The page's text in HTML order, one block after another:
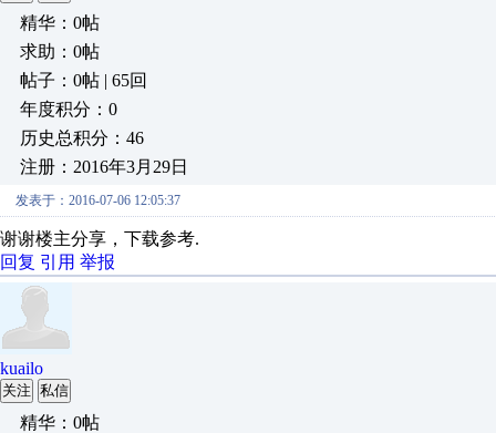
精华：0帖
求助：0帖
帖子：0帖 | 65回
年度积分：0
历史总积分：46
注册：2016年3月29日
发表于：2016-07-06 12:05:37
谢谢楼主分享，下载参考.
回复 引用 举报
kuailo
关注 私信
精华：0帖